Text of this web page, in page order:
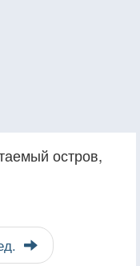
остров,